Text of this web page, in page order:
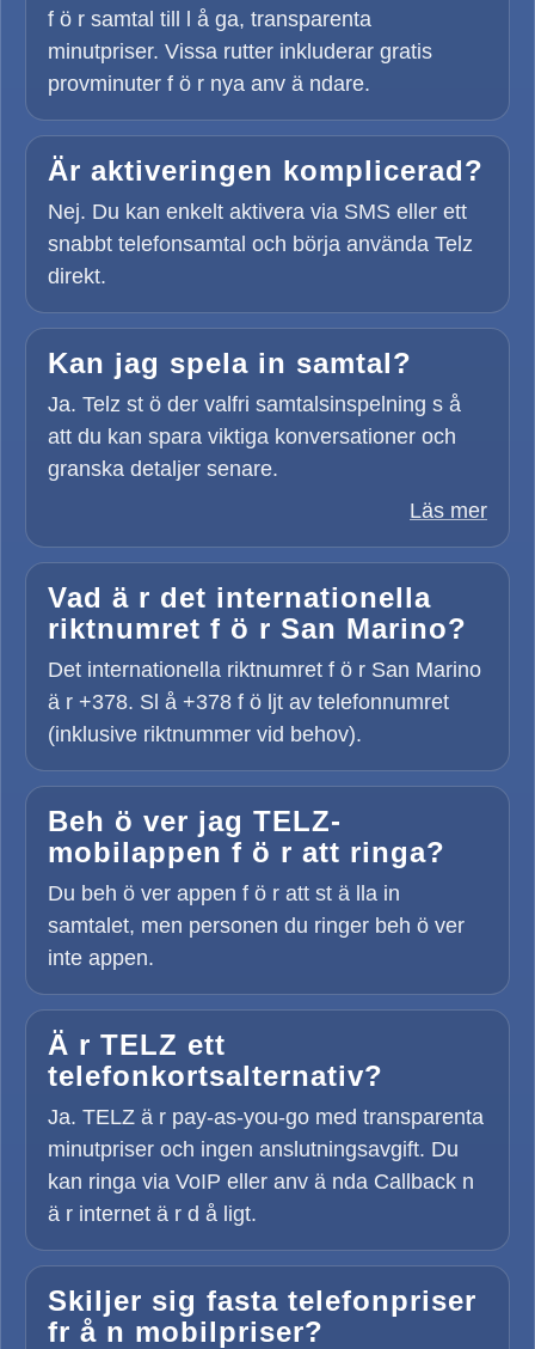
f ö r samtal till l å ga, transparenta
minutpriser. Vissa rutter inkluderar gratis
provminuter f ö r nya anv ä ndare.
Är aktiveringen komplicerad?
Nej. Du kan enkelt aktivera via SMS eller ett
snabbt telefonsamtal och börja använda Telz
direkt.
Kan jag spela in samtal?
Ja. Telz st ö der valfri samtalsinspelning s å
att du kan spara viktiga konversationer och
granska detaljer senare.
Läs mer
Vad ä r det internationella
riktnumret f ö r San Marino?
Det internationella riktnumret f ö r San Marino
ä r +378. Sl å +378 f ö ljt av telefonnumret
(inklusive riktnummer vid behov).
Beh ö ver jag TELZ-
mobilappen f ö r att ringa?
Du beh ö ver appen f ö r att st ä lla in
samtalet, men personen du ringer beh ö ver
inte appen.
Ä r TELZ ett
telefonkortsalternativ?
Ja. TELZ ä r pay-as-you-go med transparenta
minutpriser och ingen anslutningsavgift. Du
kan ringa via VoIP eller anv ä nda Callback n
ä r internet ä r d å ligt.
Skiljer sig fasta telefonpriser
fr å n mobilpriser?